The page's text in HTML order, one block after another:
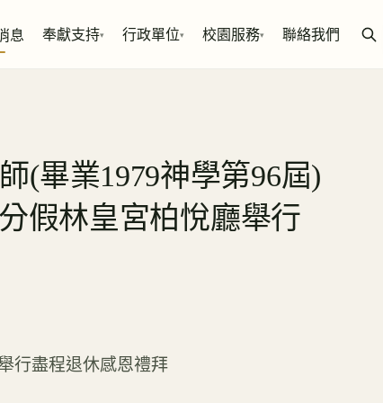
息 奉獻支持▾ 行政單位▾ 校園服務▾ 聯絡我們
(畢業1979神學第96屆)
假林皇宮柏悅廳舉行
行盡程退休感恩禮拜